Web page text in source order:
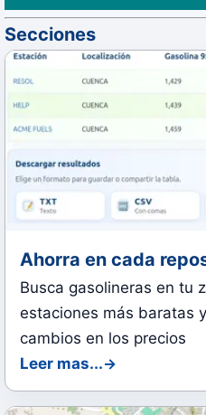
Secciones
Ahorra en cada
Busca gasolineras en tu
estaciones más baratas
cambios en los precios
Leer mas...